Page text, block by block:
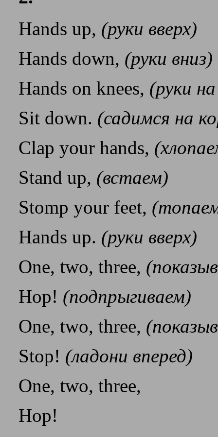
Hands up, (руки вверх)
Hands down, (руки вниз)
Hands on knees, (руки
Sit down. (садимся на
Clap your hands,
Stand up, (встаем)
Stomp your feet,
Hands up. (руки вверх)
One, two, three,
Hop! (подпрыгиваем)
One, two, three,
Stop! (ладони вперед)
One, two, three,
Hop!